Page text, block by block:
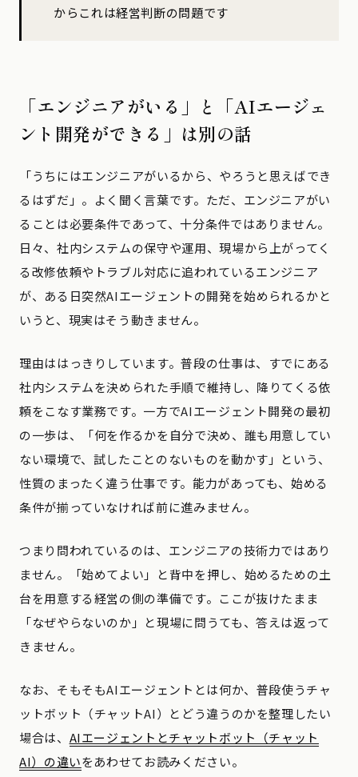
からこれは経営判断の問題です
「エンジニアがいる」と「AIエージェ
ント開発ができる」は別の話
「うちにはエンジニアがいるから、やろうと思えばでき
るはずだ」。よく聞く言葉です。ただ、エンジニアがい
ることは必要条件であって、十分条件ではありません。
日々、社内システムの保守や運用、現場から上がってく
る改修依頼やトラブル対応に追われているエンジニア
が、ある日突然AIエージェントの開発を始められるかと
いうと、現実はそう動きません。
理由ははっきりしています。普段の仕事は、すでにある
社内システムを決められた手順で維持し、降りてくる依
頼をこなす業務です。一方でAIエージェント開発の最初
の一歩は、「何を作るかを自分で決め、誰も用意してい
ない環境で、試したことのないものを動かす」という、
性質のまったく違う仕事です。能力があっても、始める
条件が揃っていなければ前に進みません。
つまり問われているのは、エンジニアの技術力ではあり
ません。「始めてよい」と背中を押し、始めるための土
台を用意する経営の側の準備です。ここが抜けたまま
「なぜやらないのか」と現場に問うても、答えは返って
きません。
なお、そもそもAIエージェントとは何か、普段使うチャ
ットボット（チャットAI）とどう違うのかを整理したい
場合は、 AIエージェントとチャットボット（チャット
AI）の違いをあわせてお読みください。